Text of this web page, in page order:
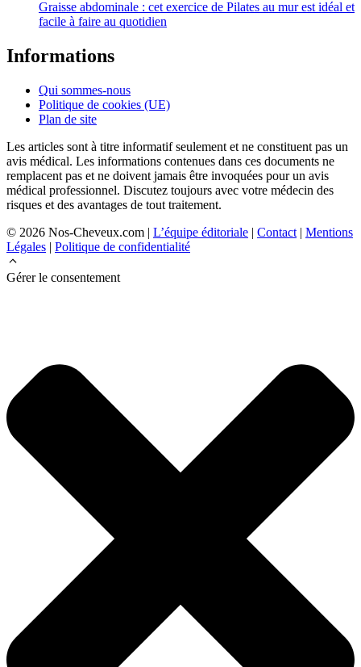
Graisse abdominale : cet exercice de Pilates au mur est idéal et
facile à faire au quotidien
Informations
Qui sommes-nous
Politique de cookies (UE)
Plan de site
Les articles sont à titre informatif seulement et ne constituent pas un
avis médical. Les informations contenues dans ces documents ne
remplacent pas et ne doivent jamais être invoquées pour un avis
médical professionnel. Discutez toujours avec votre médecin des
risques et des avantages de tout traitement.
© 2026 Nos-Cheveux.com | L’équipe éditoriale | Contact | Mentions
Légales | Politique de confidentialité
Gérer le consentement